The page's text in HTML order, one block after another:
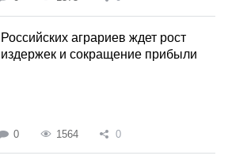
Российских аграриев ждет рост
издержек и сокращение прибыли
0 1564 0